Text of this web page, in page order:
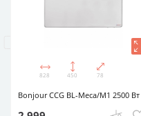
828 450 78
Bonjour CCG BL-Meca/M1 2500 Вт